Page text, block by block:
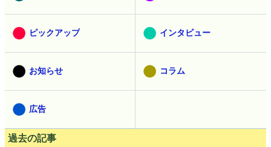
ピックアップ インタビュー
お知らせ コラム
広告
過去の記事